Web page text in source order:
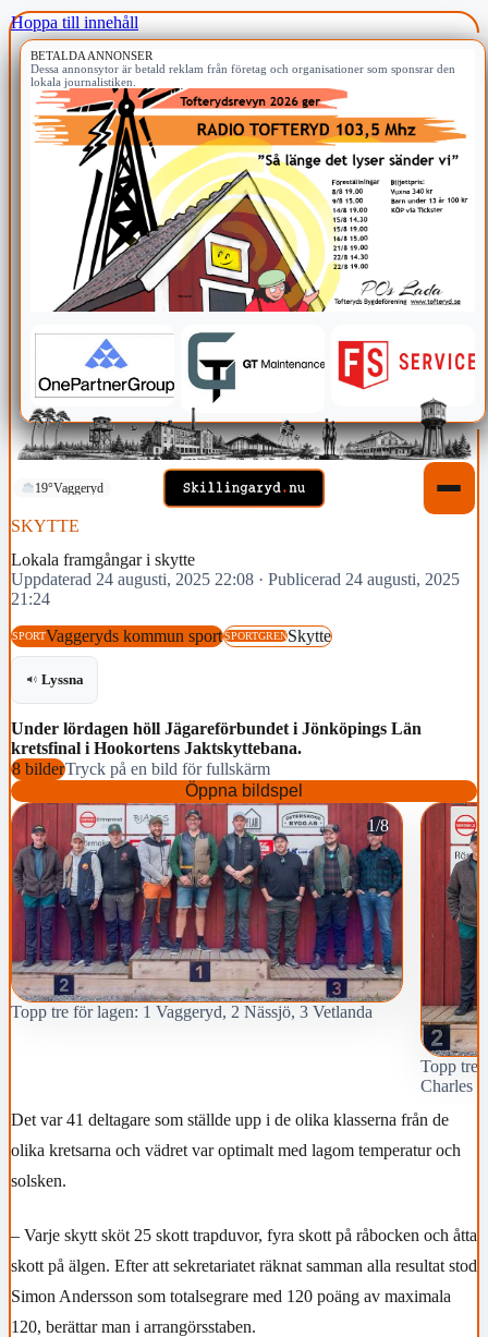
Hoppa till innehåll
BETALDA ANNONSER
Dessa annonsytor är betald reklam från företag och organisationer som sponsrar den
lokala journalistiken.
19°Vaggeryd
SKYTTE
Lokala framgångar i skytte
Uppdaterad 24 augusti, 2025 22:08 · Publicerad 24 augusti, 2025
21:24
SPORTVaggeryds kommun sportSPORTGRENSkytte
Lyssna
Under lördagen höll Jägareförbundet i Jönköpings Län
kretsfinal i Hookortens Jaktskyttebana.
8 bilderTryck på en bild för fullskärm
Öppna bildspel
1/8
Topp tre för lagen: 1 Vaggeryd, 2 Nässjö, 3 Vetlanda
Topp tre
Charles
Det var 41 deltagare som ställde upp i de olika klasserna från de
olika kretsarna och vädret var optimalt med lagom temperatur och
solsken.
– Varje skytt sköt 25 skott trapduvor, fyra skott på råbocken och åtta
skott på älgen. Efter att sekretariatet räknat samman alla resultat stod
Simon Andersson som totalsegrare med 120 poäng av maximala
120, berättar man i arrangörsstaben.